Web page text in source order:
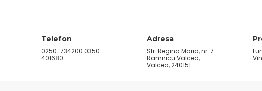
Telefon
0250-734200 0350-
401680
Adresa
Str. Regina Maria, nr. 7
Ramnicu Valcea,
Valcea, 240151